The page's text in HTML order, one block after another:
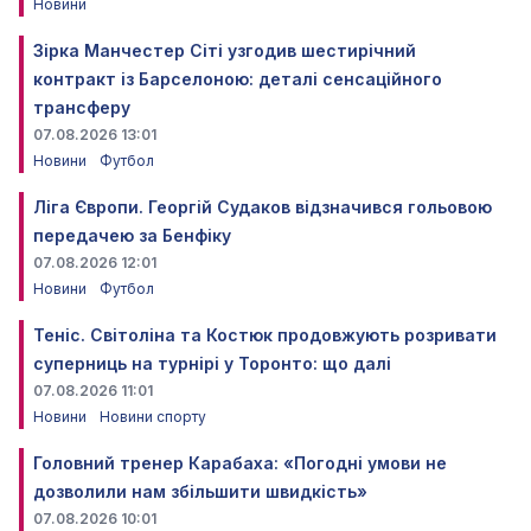
Новини
Зірка Манчестер Сіті узгодив шестирічний
контракт із Барселоною: деталі сенсаційного
трансферу
07.08.2026 13:01
Новини
Футбол
Ліга Європи. Георгій Судаков відзначився гольовою
передачею за Бенфіку
07.08.2026 12:01
Новини
Футбол
Теніс. Світоліна та Костюк продовжують розривати
суперниць на турнірі у Торонто: що далі
07.08.2026 11:01
Новини
Новини спорту
Головний тренер Карабаха: «Погодні умови не
дозволили нам збільшити швидкість»
07.08.2026 10:01